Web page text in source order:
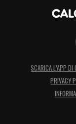
SCARICA L’APP
PRIVACY